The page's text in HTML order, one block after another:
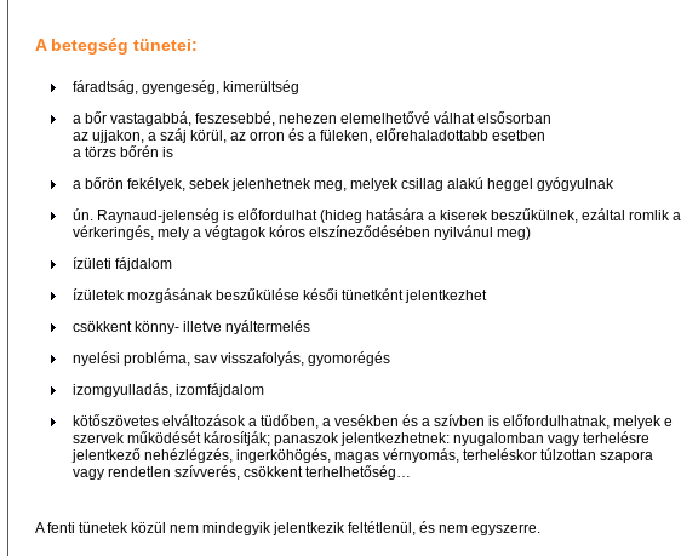
A betegség tünetei:
fáradtság, gyengeség, kimerültség
a bőr vastagabbá, feszesebbé, nehezen elemelhetővé válhat elsősorban
az ujjakon, a száj körül, az orron és a füleken, előrehaladottabb esetben
a törzs bőrén is
a bőrön fekélyek, sebek jelenhetnek meg, melyek csillag alakú heggel gyógyulnak
ún. Raynaud-jelenség is előfordulhat (hideg hatására a kiserek beszűkülnek, ezáltal romlik a
vérkeringés, mely a végtagok kóros elszíneződésében nyilvánul meg)
ízületi fájdalom
ízületek mozgásának beszűkülése késői tünetként jelentkezhet
csökkent könny- illetve nyáltermelés
nyelési probléma, sav visszafolyás, gyomorégés
izomgyulladás, izomfájdalom
kötőszövetes elváltozások a tüdőben, a vesékben és a szívben is előfordulhatnak, melyek e
szervek működését károsítják; panaszok jelentkezhetnek: nyugalomban vagy terhelésre
jelentkező nehézlégzés, ingerköhögés, magas vérnyomás, terheléskor túlzottan szapora
vagy rendetlen szívverés, csökkent terhelhetőség…
A fenti tünetek közül nem mindegyik jelentkezik feltétlenül, és nem egyszerre.